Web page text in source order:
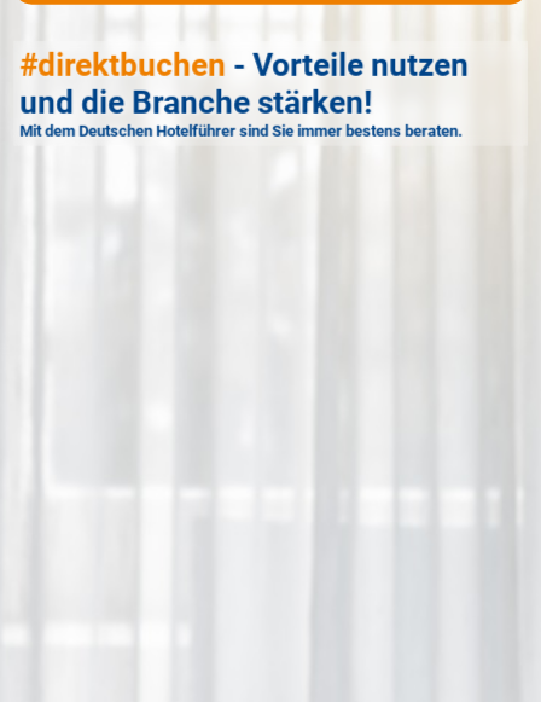
#direktbuchen - Vorteile nutzen
und die Branche stärken!
Mit dem Deutschen Hotelführer sind Sie immer bestens beraten.